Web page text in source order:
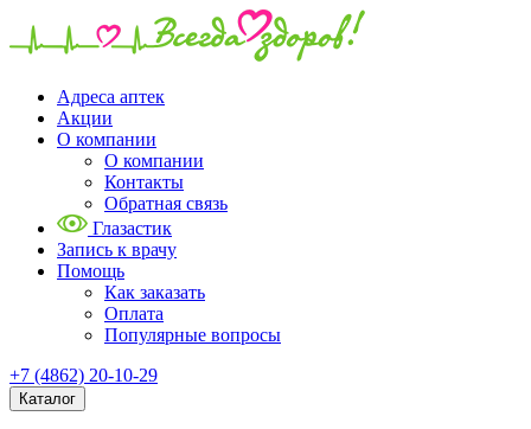
Адреса аптек
Акции
О компании
О компании
Контакты
Обратная связь
Глазастик
Запись к врачу
Помощь
Как заказать
Оплата
Популярные вопросы
+7 (4862) 20-10-29
Каталог